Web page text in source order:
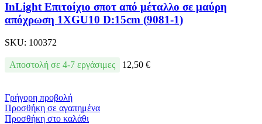
InLight Επιτοίχιο σποτ από μέταλλο σε μαύρη
απόχρωση 1XGU10 D:15cm (9081-1)
SKU: 100372
Αποστολή σε 4-7 εργάσιμες 12,50 €
Γρήγορη προβολή
Προσθήκη σε αγαπημένα
Προσθήκη στο καλάθι